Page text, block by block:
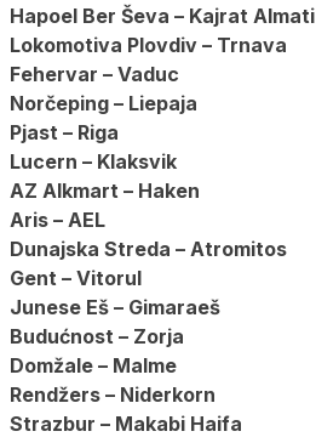
Hapoel Ber Ševa – Kajrat Almati
Lokomotiva Plovdiv – Trnava
Fehervar – Vaduc
Norčeping – Liepaja
Pjast – Riga
Lucern – Klaksvik
AZ Alkmart – Haken
Aris – AEL
Dunajska Streda – Atromitos
Gent – Vitorul
Junese Eš – Gimaraeš
Budućnost – Zorja
Domžale – Malme
Rendžers – Niderkorn
Strazbur – Makabi Haifa